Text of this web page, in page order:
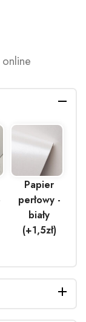
Papier
perłowy -
biały
(+1,5zł)